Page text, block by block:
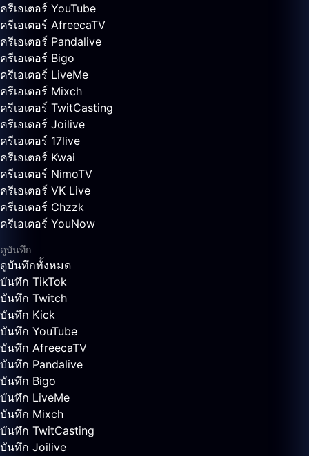
ครีเอเตอร์ YouTube
ครีเอเตอร์ AfreecaTV
ครีเอเตอร์ Pandalive
ครีเอเตอร์ Bigo
ครีเอเตอร์ LiveMe
ครีเอเตอร์ Mixch
ครีเอเตอร์ TwitCasting
ครีเอเตอร์ Joilive
ครีเอเตอร์ 17live
ครีเอเตอร์ Kwai
ครีเอเตอร์ NimoTV
ครีเอเตอร์ VK Live
ครีเอเตอร์ Chzzk
ครีเอเตอร์ YouNow
ดูบันทึก
ดูบันทึกทั้งหมด
บันทึก TikTok
บันทึก Twitch
บันทึก Kick
บันทึก YouTube
บันทึก AfreecaTV
บันทึก Pandalive
บันทึก Bigo
บันทึก LiveMe
บันทึก Mixch
บันทึก TwitCasting
บันทึก Joilive